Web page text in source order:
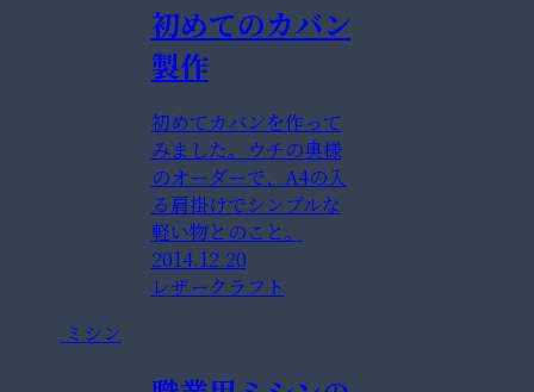
初めてのカバン
製作
初めてカバンを作って
みました。ウチの奥様
のオーダーで、A4の入
る肩掛けでシンプルな
軽い物とのこと。
2014.12.20
レザークラフト
ミシン